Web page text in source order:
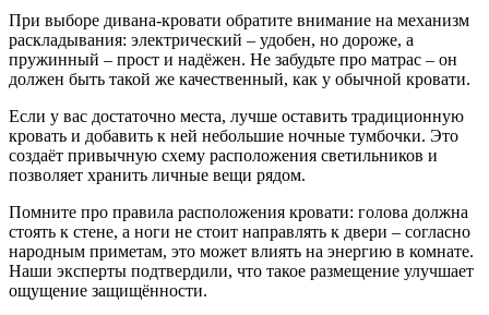
При выборе дивана‑кровати обратите внимание на механизм
раскладывания: электрический – удобен, но дороже, а
пружинный – прост и надёжен. Не забудьте про матрас – он
должен быть такой же качественный, как у обычной кровати.
Если у вас достаточно места, лучше оставить традиционную
кровать и добавить к ней небольшие ночные тумбочки. Это
создаёт привычную схему расположения светильников и
позволяет хранить личные вещи рядом.
Помните про правила расположения кровати: голова должна
стоять к стене, а ноги не стоит направлять к двери – согласно
народным приметам, это может влиять на энергию в комнате.
Наши эксперты подтвердили, что такое размещение улучшает
ощущение защищённости.